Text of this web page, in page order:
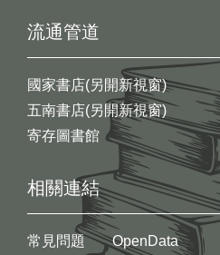
流通管道
國家書店(另開新視窗)
五南書店(另開新視窗)
寄存圖書館
相關連結
常見問題
OpenData